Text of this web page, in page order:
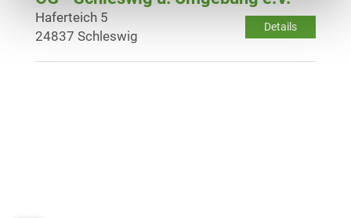
Details
Haferteich 5
24837 Schleswig